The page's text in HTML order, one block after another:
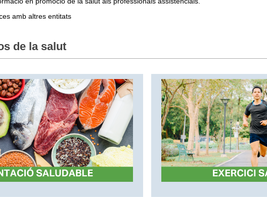
amb altres entitats
de la salut